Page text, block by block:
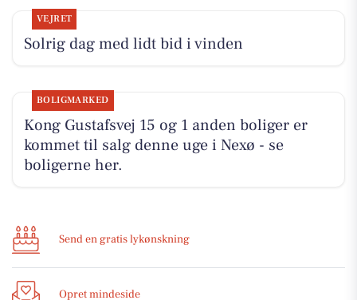
VEJRET
Solrig dag med lidt bid i vinden
BOLIGMARKED
Kong Gustafsvej 15 og 1 anden boliger er
kommet til salg denne uge i Nexø - se
boligerne her.
Send en gratis lykønskning
Opret mindeside